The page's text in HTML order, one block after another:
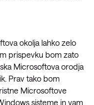
okolja lahko zelo
prispevku bom zato
Microsoftova orodja
Prav tako bom
Microsoftove
sisteme in vam